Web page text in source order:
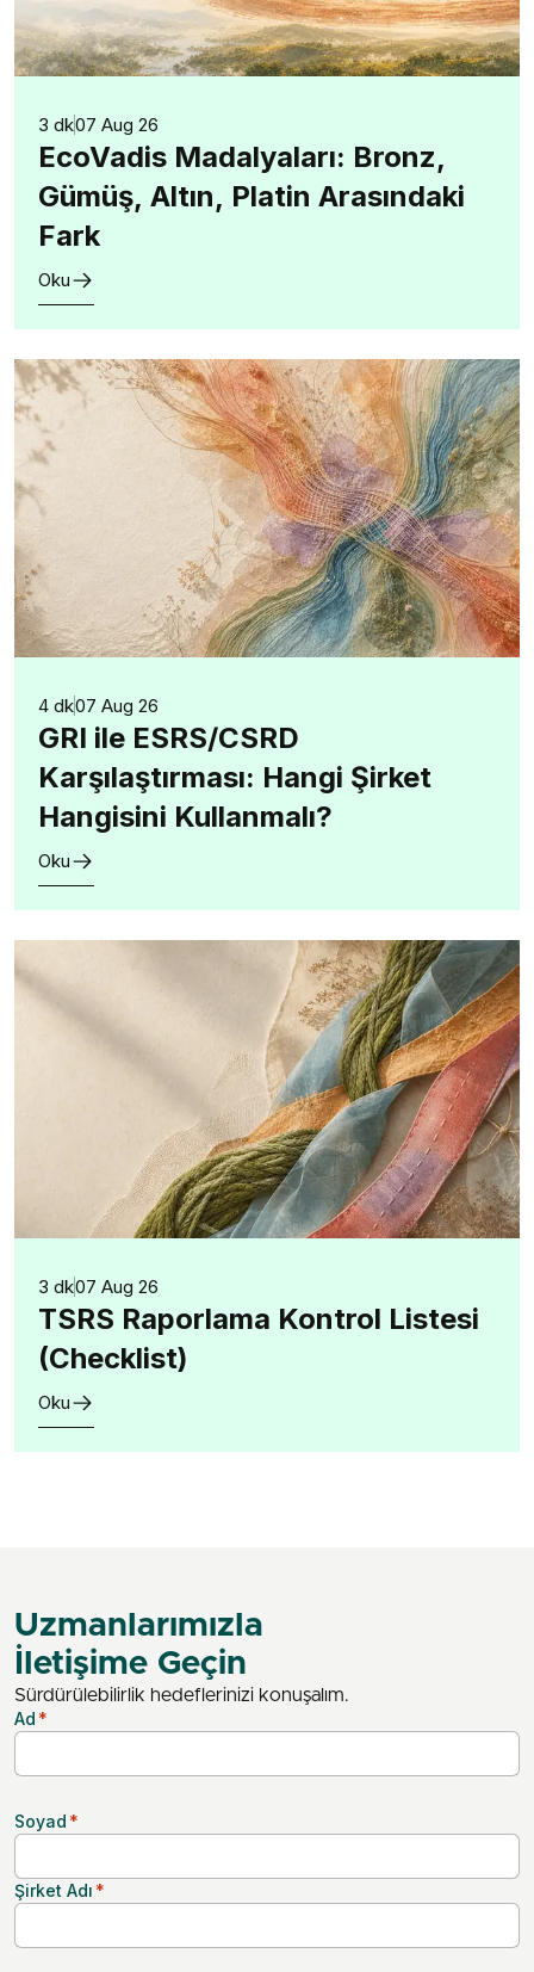
3 dk07 Aug 26
EcoVadis Madalyaları: Bronz,
Gümüş, Altın, Platin Arasındaki
Fark
Oku
4 dk07 Aug 26
GRI ile ESRS/CSRD
Karşılaştırması: Hangi Şirket
Hangisini Kullanmalı?
Oku
3 dk07 Aug 26
TSRS Raporlama Kontrol Listesi
(Checklist)
Oku
Uzmanlarımızla
İletişime Geçin
Sürdürülebilirlik hedeflerinizi konuşalım.
Ad *
Soyad *
Şirket Adı *